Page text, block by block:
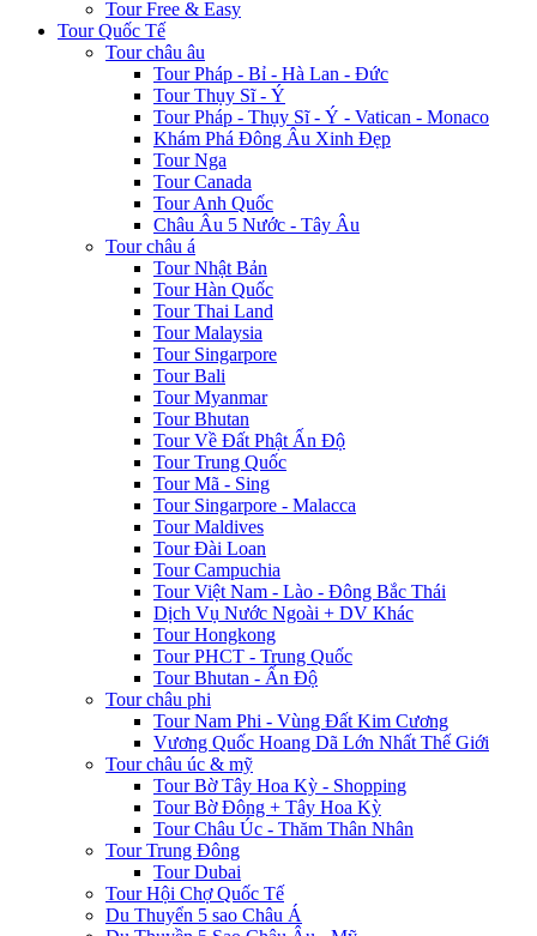
Tour Free & Easy
Tour Quốc Tế
Tour châu âu
Tour Pháp - Bỉ - Hà Lan - Đức
Tour Thụy Sĩ - Ý
Tour Pháp - Thụy Sĩ - Ý - Vatican - Monaco
Khám Phá Đông Âu Xinh Đẹp
Tour Nga
Tour Canada
Tour Anh Quốc
Châu Âu 5 Nước - Tây Âu
Tour châu á
Tour Nhật Bản
Tour Hàn Quốc
Tour Thai Land
Tour Malaysia
Tour Singarpore
Tour Bali
Tour Myanmar
Tour Bhutan
Tour Về Đất Phật Ấn Độ
Tour Trung Quốc
Tour Mã - Sing
Tour Singarpore - Malacca
Tour Maldives
Tour Đài Loan
Tour Campuchia
Tour Việt Nam - Lào - Đông Bắc Thái
Dịch Vụ Nước Ngoài + DV Khác
Tour Hongkong
Tour PHCT - Trung Quốc
Tour Bhutan - Ấn Độ
Tour châu phi
Tour Nam Phi - Vùng Đất Kim Cương
Vương Quốc Hoang Dã Lớn Nhất Thế Giới
Tour châu úc & mỹ
Tour Bờ Tây Hoa Kỳ - Shopping
Tour Bờ Đông + Tây Hoa Kỳ
Tour Châu Úc - Thăm Thân Nhân
Tour Trung Đông
Tour Dubai
Tour Hội Chợ Quốc Tế
Du Thuyển 5 sao Châu Á